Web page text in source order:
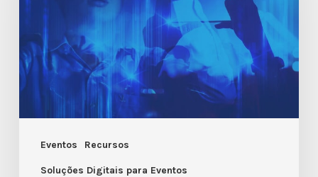
Eventos Recursos
Soluções Digitais para Eventos
Como
a
Moldar
Indústria
2025